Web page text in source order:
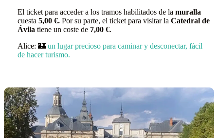
El ticket para acceder a los tramos habilitados de la muralla
cuesta 5,00 €. Por su parte, el ticket para visitar la Catedral de
Ávila tiene un coste de 7,00 €.
Alice: 🏰 un lugar precioso para caminar y desconectar, fácil
de hacer turismo.